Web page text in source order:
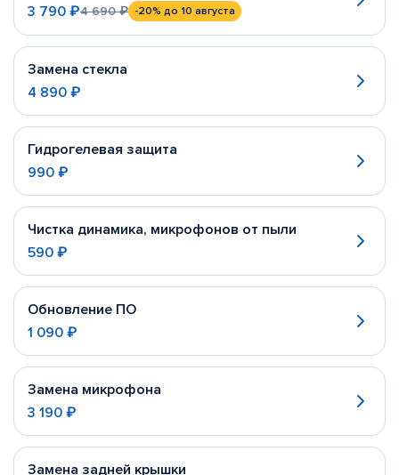
3 790 ₽4 690 ₽ -20% до 10 августа
Замена стекла
4 890 ₽
Гидрогелевая защита
990 ₽
Чистка динамика, микрофонов от пыли
590 ₽
Обновление ПО
1 090 ₽
Замена микрофона
3 190 ₽
Замена задней крышки